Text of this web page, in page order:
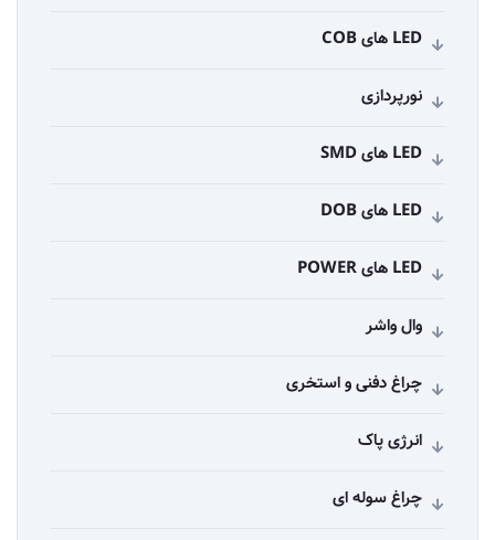
LED های COB
نورپردازی
LED های SMD
LED های DOB
LED های POWER
وال واشر
چراغ دفنی و استخری
انرژی پاک
چراغ سوله ای